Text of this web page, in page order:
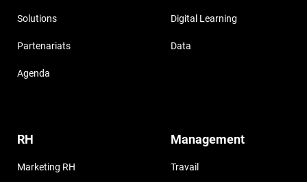
Solutions
Partenariats
Agenda
Digital Learning
Data
RH
Marketing RH
Management
Travail